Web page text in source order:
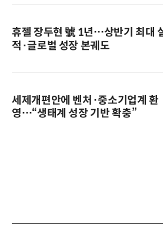
휴젤 장두현 號 1년…상반기 최대
적·글로벌 성장 본궤도
세제개편안에 벤처·중소기업계 환
영…“생태계 성장 기반 확충”